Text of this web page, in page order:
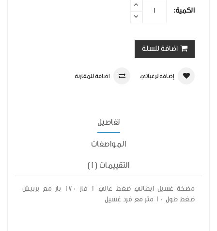
الكمية:
اضافة للسلة
إضافة لرغباتي اضافة للمقارنة
تفاصيل
المواصفات
التقييمات (1)
مضخة غسيل ايطالي ضغط عالي 1 فاز 170 بار مع بربيش
ضغط طول 10 متر مع فرد غسيل